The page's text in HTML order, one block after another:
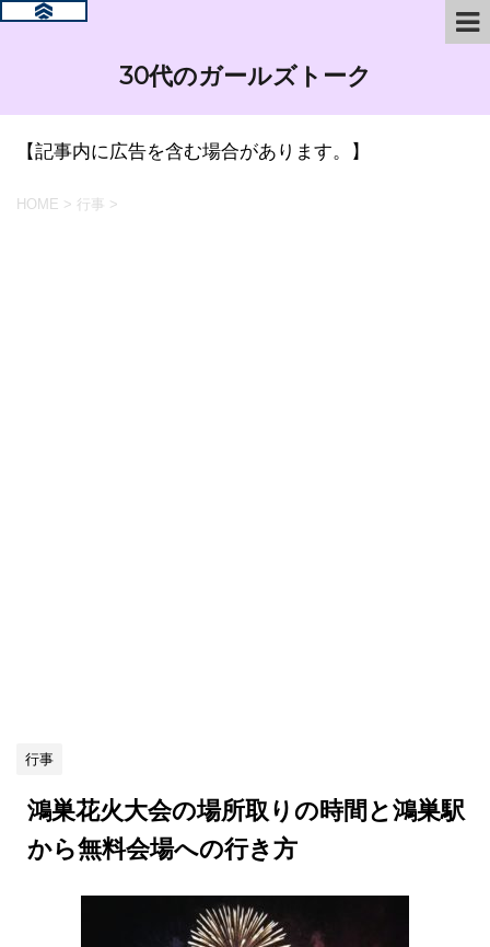
30代のガールズトーク
【記事内に広告を含む場合があります。】
HOME > 行事 >
行事
鴻巣花火大会の場所取りの時間と鴻巣駅
から無料会場への行き方